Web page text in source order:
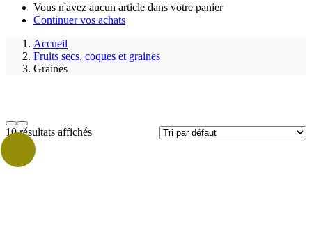
Vous n'avez aucun article dans votre panier
Continuer vos achats
Accueil
Fruits secs, coques et graines
Graines
Prix
10 résultats affichés